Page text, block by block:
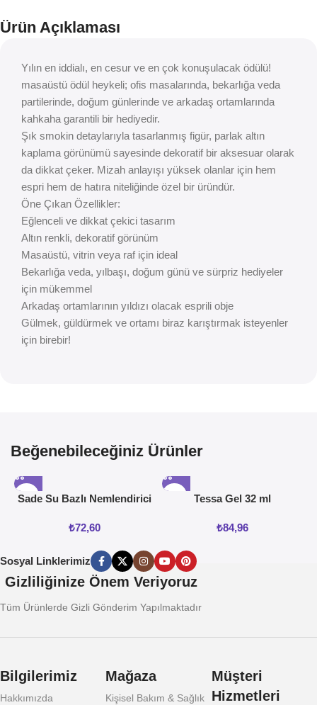
Ürün Açıklaması
Yılın en iddialı, en cesur ve en çok konuşulacak ödülü!
masaüstü ödül heykeli; ofis masalarında, bekarlığa veda
partilerinde, doğum günlerinde ve arkadaş ortamlarında
kahkaha garantili bir hediyedir.
Şık smokin detaylarıyla tasarlanmış figür, parlak altın
kaplama görünümü sayesinde dekoratif bir aksesuar olarak
da dikkat çeker. Mizah anlayışı yüksek olanlar için hem
espri hem de hatıra niteliğinde özel bir üründür.
Öne Çıkan Özellikler:
Eğlenceli ve dikkat çekici tasarım
Altın renkli, dekoratif görünüm
Masaüstü, vitrin veya raf için ideal
Bekarlığa veda, yılbaşı, doğum günü ve sürpriz hediyeler
için mükemmel
Arkadaş ortamlarının yıldızı olacak esprili obje
Gülmek, güldürmek ve ortamı biraz karıştırmak isteyenler
için birebir!
Beğenebileceğiniz Ürünler
Sade Su Bazlı Nemlendirici
₺72,60
Tessa Gel 32 ml
₺84,96
Sosyal Linklerimiz
Gizliliğinize Önem Veriyoruz
Tüm Ürünlerde Gizli Gönderim Yapılmaktadır
Bilgilerimiz
Hakkımızda
Mağaza
Kişisel Bakım & Sağlık
Müşteri
Hizmetleri